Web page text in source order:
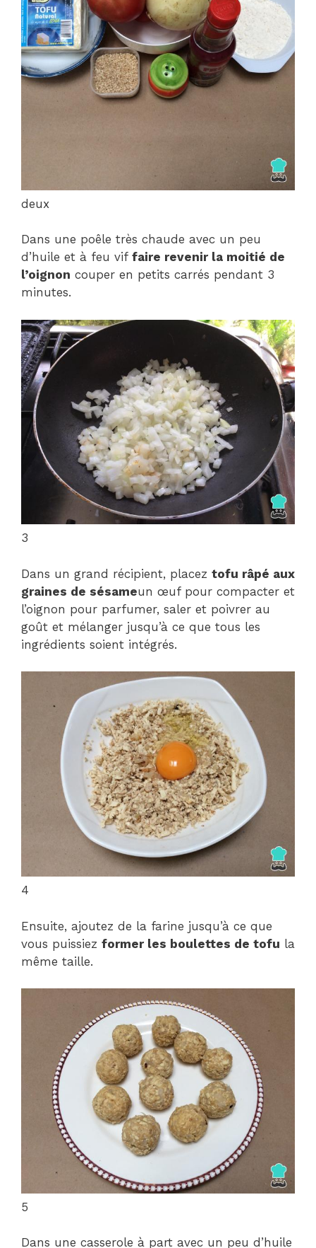
deux
Dans une poêle très chaude avec un peu
d’huile et à feu vif faire revenir la moitié de
l’oignon couper en petits carrés pendant 3
minutes.
3
Dans un grand récipient, placez tofu râpé aux
graines de sésameun œuf pour compacter et
l’oignon pour parfumer, saler et poivrer au
goût et mélanger jusqu’à ce que tous les
ingrédients soient intégrés.
4
Ensuite, ajoutez de la farine jusqu’à ce que
vous puissiez former les boulettes de tofu la
même taille.
5
Dans une casserole à part avec un peu d’huile